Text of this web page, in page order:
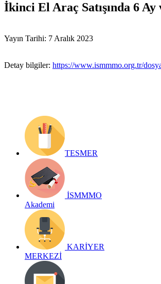
İkinci El Araç Satışında 6
Yayın Tarihi: 7 Aralık 2023
Detay bilgiler: https://www.ismmmo.org.tr/
TESMER
İSMMMO
Akademi
KARİYER
MERKEZİ